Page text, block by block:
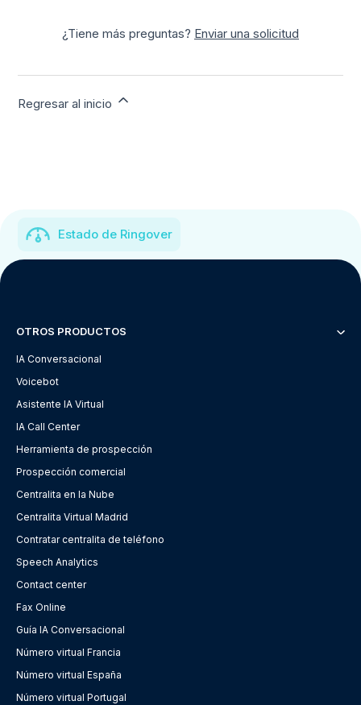
¿Tiene más preguntas? Enviar una solicitud
Regresar al inicio
Estado de Ringover
OTROS PRODUCTOS
IA Conversacional
Voicebot
Asistente IA Virtual
IA Call Center
Herramienta de prospección
Prospección comercial
Centralita en la Nube
Centralita Virtual Madrid
Contratar centralita de teléfono
Speech Analytics
Contact center
Fax Online
Guía IA Conversacional
Número virtual Francia
Número virtual España
Número virtual Portugal